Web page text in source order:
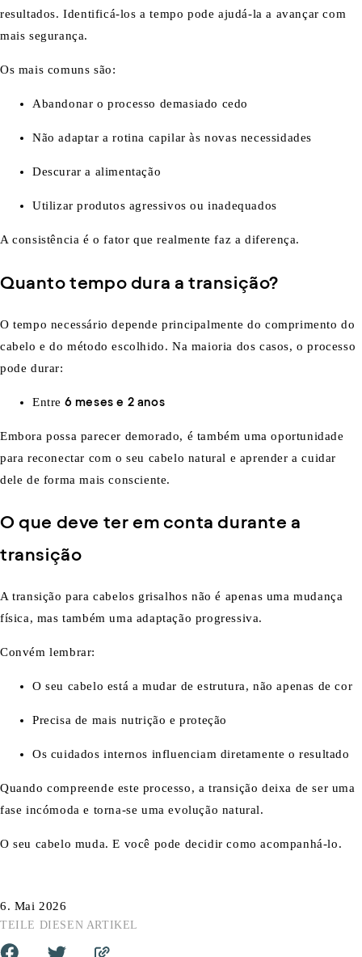
resultados. Identificá-los a tempo pode ajudá-la a avançar com
mais segurança.
Os mais comuns são:
Abandonar o processo demasiado cedo
Não adaptar a rotina capilar às novas necessidades
Descurar a alimentação
Utilizar produtos agressivos ou inadequados
A consistência é o fator que realmente faz a diferença.
Quanto tempo dura a transição?
O tempo necessário depende principalmente do comprimento do
cabelo e do método escolhido. Na maioria dos casos, o processo
pode durar:
Entre 6 meses e 2 anos
Embora possa parecer demorado, é também uma oportunidade
para reconectar com o seu cabelo natural e aprender a cuidar
dele de forma mais consciente.
O que deve ter em conta durante a
transição
A transição para cabelos grisalhos não é apenas uma mudança
física, mas também uma adaptação progressiva.
Convém lembrar:
O seu cabelo está a mudar de estrutura, não apenas de cor
Precisa de mais nutrição e proteção
Os cuidados internos influenciam diretamente o resultado
Quando compreende este processo, a transição deixa de ser uma
fase incómoda e torna-se uma evolução natural.
O seu cabelo muda. E você pode decidir como acompanhá-lo.
6. Mai 2026
TEILE DIESEN ARTIKEL